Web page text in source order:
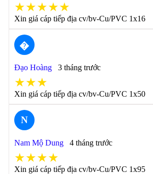
★★★★★
Xin giá cáp tiếp địa cv/bv-Cu/PVC 1x16
�
Đạo Hoàng 3 tháng trước
★★★
Xin giá cáp tiếp địa cv/bv-Cu/PVC 1x50
N
Nam Mộ Dung 4 tháng trước
★★★★
Xin giá cáp tiếp địa cv/bv-Cu/PVC 1x95